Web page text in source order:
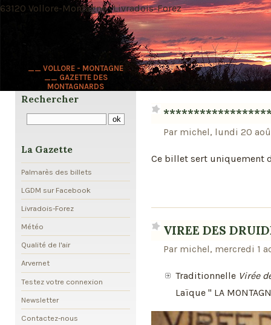
__ VOLLORE - MONTAGNE
__ GAZETTE DES
MONTAGNARDS
63120 Vollore-Montagne · Livradois-Forez
Par michel, lundi 20
Ce billet sert uniquement
VIREE DES
Par michel, mercredi 1
Traditionnelle Virée
Laïque " LA
Rechercher
La Gazette
Palmarès des billets
LGDM sur Facebook
Livradois-Forez
Météo
Qualité de l'air
Arvernet
Testez votre connexion
Newsletter
Contactez-nous